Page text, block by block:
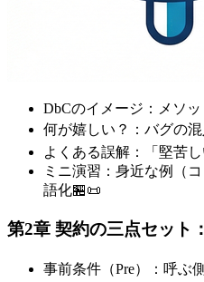
DbCのイメージ：メソ
何が嬉しい？：バグの
よくある誤解：「堅苦
ミニ演習：身近な例（
語化🏪📜
第2章 契約の三点セット
事前条件（Pre）：呼ぶ